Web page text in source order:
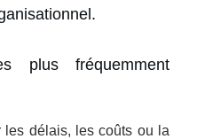
plus fréquemment
les délais, les coûts ou la